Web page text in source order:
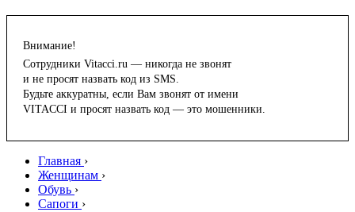
Внимание!
Сотрудники Vitacci.ru — никогда не звонят
и не просят назвать код из SMS.
Будьте аккуратны, если Вам звонят от имени
VITACCI и просят назвать код — это мошенники.
Главная ›
Женщинам ›
Обувь ›
Сапоги ›